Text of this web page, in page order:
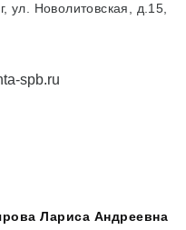
ул. Новолитовская, д.15,
spb.ru
Лариса Андреевна